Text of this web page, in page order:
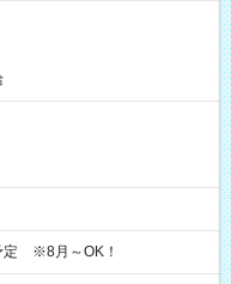
※8月～OK！